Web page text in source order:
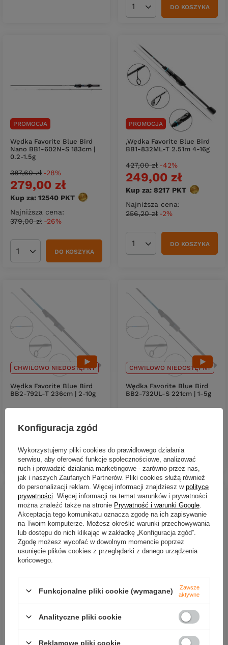
Ilość produktówDO KOSZYKA
PROMOCJA
Wędka Favorite Blue Bird
Nano BB1-602N-S 183cm |
0.2-1.5g
279,00 zł
Kup za: 12540 PKT punktów
Najniższa cena:
379,00 zł -26%
387,60 zł -28%
Ilość produktówDO KOSZYKA
PROMOCJA
,Wędka Favorite Blue Bird
BB1-832ML-T 2.51m 4-16g
249,00 zł
Kup za: 8217 PKT punktów
Najniższa cena:
256,20 zł -2%
427,00 zł -42%
Ilość produktówDO KOSZYKA
CHWILOWO NIEDOSTĘPNY
Wędka Favorite Blue Bird
BB2‑792L-T 236cm | 2-10g
389,01 zł
Kup za: 14091PKT punktów
Ilość produktówDO KOSZYKA
CHWILOWO NIEDOSTĘPNY
Wędka Favorite Blue Bird
BB2‑732UL‑S 221cm | 1-5g
369,01 zł
Ilość produktówDO KOSZYKA
Kołowrotek Favorite Blue
9+1BB 5.2:1
369,00 zł
Wędka Favorite Blue Bird
Trok Stick 832L-HS 252cm |
3-10g
PKTpunktów
Konfiguracja zgód
Wykorzystujemy pliki cookies do prawidłowego działania
serwisu, aby oferować funkcje społecznościowe, analizować
ruch i prowadzić działania marketingowe - zarówno przez nas,
jak i naszych Zaufanych Partnerów. Pliki cookies służą również
do personalizacji reklam. Więcej informacji znajdziesz w polityce
prywatności . Więcej informacji na temat warunków i prywatności
można znaleźć także na stronie Prywatność i warunki Google
Akceptacja tego komunikatu oznacza zgodę na ich zapisywanie
na Twoim komputerze. Możesz określić warunki przechowywania
lub dostępu do nich klikając w zakładkę „Konfiguracja zgód”.
Zgodę możesz wycofać w dowolnym momencie poprzez
usunięcie plików cookies z przeglądarki z danego urządzenia
końcowego.
Funkcjonalne pliki cookie (wymagane)
Zawsze
aktywne
Analityczne pliki cookie
Reklamowe pliki cookie